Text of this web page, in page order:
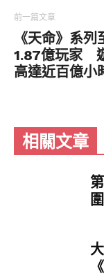
不夠高，加重了
儘管如此，《
熱門的MODA
Switch遊戲，
前一篇文章
《天命》系列
1.87億玩家
高達近百億小
相關文章